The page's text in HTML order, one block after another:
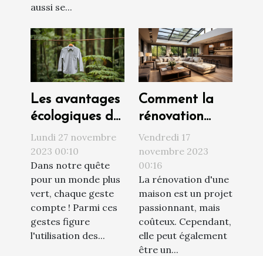
aussi se...
Les avantages
écologiques de
l'utilisation des
étendoirs à
linge
Lundi 27 novembre
2023 00:10
Dans notre quête
pour un monde plus
vert, chaque geste
compte ! Parmi ces
gestes figure
l'utilisation des...
Comment la
rénovation
peut
augmenter la
valeur de votre
propriété
Vendredi 17
novembre 2023
00:16
La rénovation d'une
maison est un projet
passionnant, mais
coûteux. Cependant,
elle peut également
être un...